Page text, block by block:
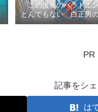
「この漫画のバッドエ
とんでもない」白正男
TOP3
PR
記事をシ
は